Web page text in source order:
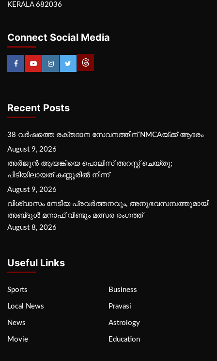
KERALA 682036
Connect Social Media
Recent Posts
38 വർഷത്തെ രക്തദാന സേവനത്തിന് NMCAയ്ക്ക് ആദരം
August 9, 2026
അർജുൻ ആയങ്കിയെ പൊലീസ് അറസ്റ്റ് ചെയ്‌തു;
പിടിയിലായത് കണ്ണൂരിൽ നിന്ന്
August 9, 2026
വിശ്വാസം നേടിയ പ്രവർത്തനവും, അനുഭവസമ്പത്തുമായി
അബ്‌ദുൾ മനാഫ് വീണ്ടും മത്സര രംഗത്ത്
August 8, 2026
Useful Links
Sports Business
Local News Pravasi
News Astrology
Movie Education